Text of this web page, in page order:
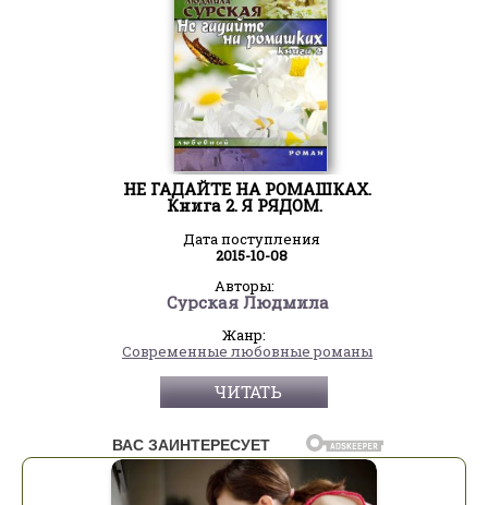
НЕ ГАДАЙТЕ НА РОМАШКАХ.
Книга 2. Я РЯДОМ.
Дата поступления
2015-10-08
Авторы:
Сурская Людмила
Жанр:
Современные любовные романы
ЧИТАТЬ